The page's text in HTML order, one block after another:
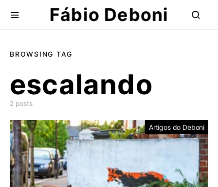
Fábio Deboni
BROWSING TAG
escalando
2 posts
Artigos do Deboni